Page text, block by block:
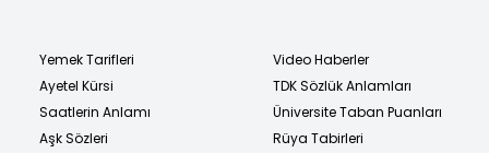
Yemek Tarifleri
Ayetel Kürsi
Saatlerin Anlamı
Aşk Sözleri
Video Haberler
TDK Sözlük Anlamları
Üniversite Taban Puanları
Rüya Tabirleri